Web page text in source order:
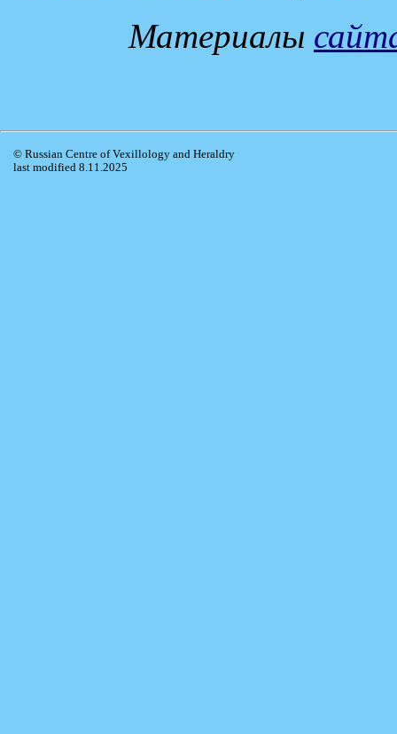
Материалы
© Russian Centre of Vexillology and Heraldry
last modified 8.11.2025